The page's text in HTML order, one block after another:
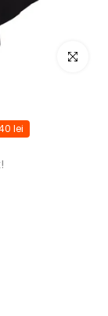
Click
lei